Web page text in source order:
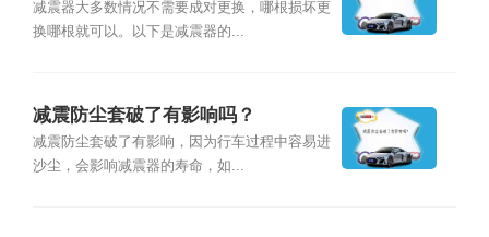
减震器大多数情况不需要成对更换，哪根损坏更
换哪根就可以。以下是减震器的...
减震防尘套破了有影响吗？
减震防尘套破了有影响，因为行车过程中容易进
沙尘，会影响减震器的寿命，如...